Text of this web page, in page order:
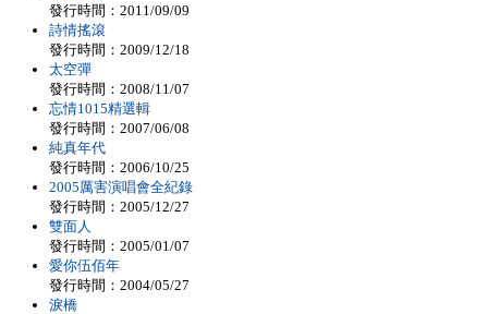
發行時間：2011/09/09
詩情搖滾
發行時間：2009/12/18
太空彈
發行時間：2008/11/07
忘情1015精選輯
發行時間：2007/06/08
純真年代
發行時間：2006/10/25
2005厲害演唱會全紀錄
發行時間：2005/12/27
雙面人
發行時間：2005/01/07
愛你伍佰年
發行時間：2004/05/27
淚橋